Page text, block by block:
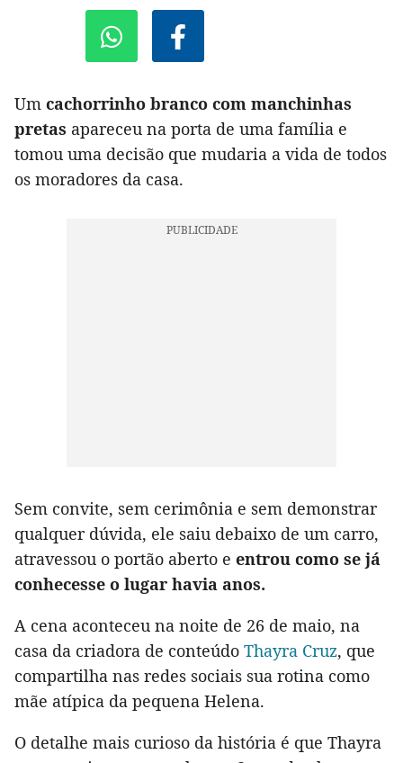
Um cachorrinho branco com manchinhas
pretas apareceu na porta de uma família e
tomou uma decisão que mudaria a vida de todos
os moradores da casa.
Sem convite, sem cerimônia e sem demonstrar
qualquer dúvida, ele saiu debaixo de um carro,
atravessou o portão aberto e entrou como se já
conhecesse o lugar havia anos.
A cena aconteceu na noite de 26 de maio, na
casa da criadora de conteúdo Thayra Cruz, que
compartilha nas redes sociais sua rotina como
mãe atípica da pequena Helena.
O detalhe mais curioso da história é que Thayra